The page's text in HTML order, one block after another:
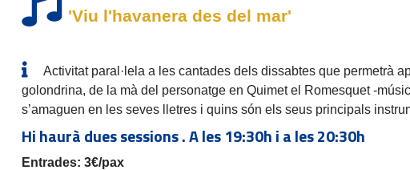
'Viu l'havanera des del mar'
Activitat paral·lela a les cantades dels dissabtes que permetrà
golondrina, de la mà del personatge en Quimet el Romesquet -
s’amaguen en les seves lletres i quins són els seus principals
Hi haurà dues sessions . A les 19:30h i a les 20:30h
Entrades: 3€/pax